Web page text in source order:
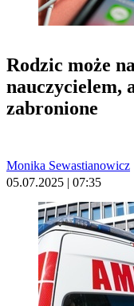
Rodzic może
nauczycielem,
zabronione
Monika Sewastianowicz
05.07.2025 | 07:35